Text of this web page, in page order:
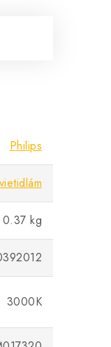
Philips
0.37 kg
3000K